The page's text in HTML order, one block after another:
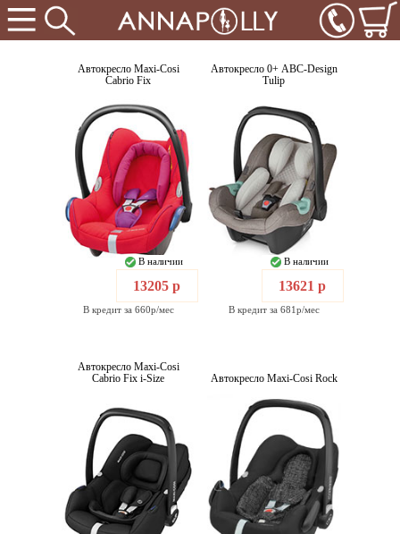
Автокресло Maxi-Cosi
Cabrio Fix
В наличии
13205 р
В кредит за 660р/мес
Автокресло 0+ ABC-Design
Tulip
В наличии
13621 р
В кредит за 681р/мес
Автокресло Maxi-Cosi
Cabrio Fix i-Size
Автокресло Maxi-Cosi Rock